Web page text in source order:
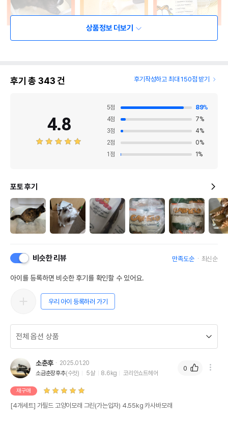
상품정보 더보기
후기 총 343건 후기작성하고 최대 150점 받기
4.8
5점 89%
4점 7%
3점 4%
2점 0%
1 점 1 %
포토 후기
비슷한 리뷰 만족도순 최신순
아이를 등록하면 비슷한 후기를 확인할 수 있어요.
우리 아이 등록하러 가기
소춘후
2025.01.20
소금춘장후추(수컷) 5살 8.6kg 코리안쇼트헤어
재구매
[4개세트] 가필드 고양이모래 그린(가는입자) 4.55kg 카사바모래
0